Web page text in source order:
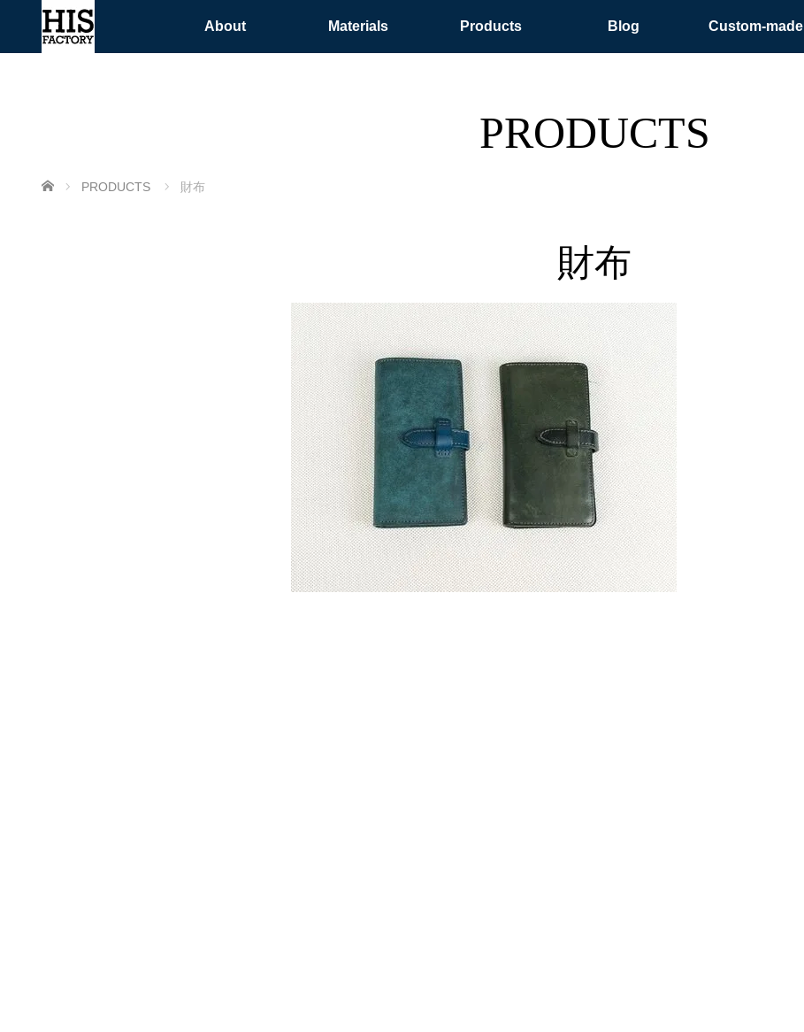
About Materials Products Blog Custom-made
PRODUCTS
ホーム PRODUCTS 財布
財布